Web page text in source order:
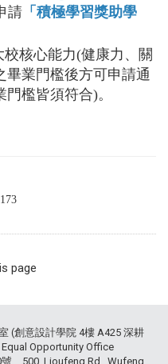
請 「積極學習獎助學
核心能力(健康力、關
畢業門檻後方可申請通
檻皆須符合)。
page
(創意設計學院 4樓 A425 深耕
Opportunity Office
500, Lioufeng Rd., Wufeng,